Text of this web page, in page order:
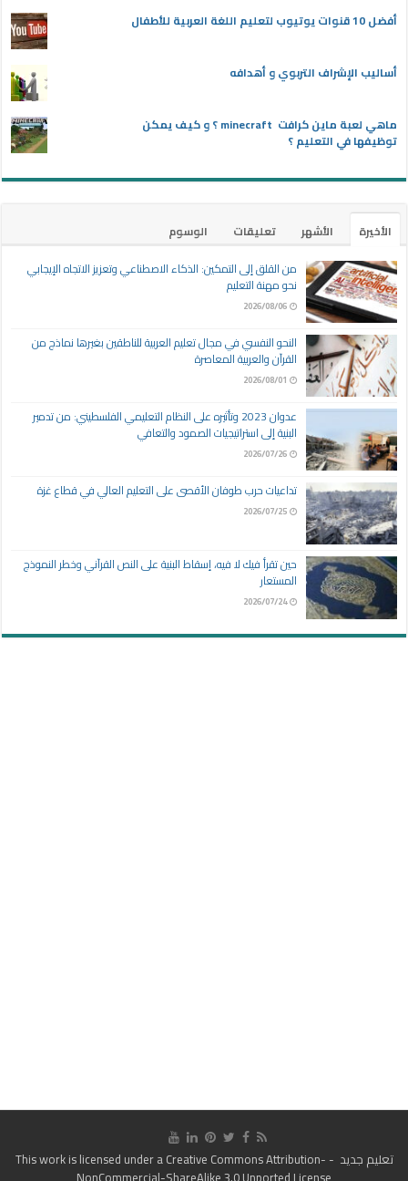
أفضل 10 قنوات يوتيوب لتعليم اللغة العربية للأطفال
أساليب الإشراف التربوي و أهدافه
ماهي لعبة ماين كرافت minecraft ؟ و كيف يمكن
توظيفها في التعليم ؟
الأخيرة الأشهر تعليقات
الوسوم
من القلق إلى التمكين: الذكاء الاصطناعي وتعزيز الاتجاه الإيجابي
نحو مهنة التعليم
2026/08/06
النحو النفسي في مجال تعليم العربية للناطقين بغيرها نماذج من
القرآن والعربية المعاصرة
2026/08/01
عدوان 2023 وتأثيره على النظام التعليمي الفلسطيني: من تدمير
البنية إلى استراتيجيات الصمود والتعافي
2026/07/26
تداعيات حرب طوفان الأقصى على التعليم العالي في قطاع غزة
2026/07/25
حين تقرأ فيك لا فيه، إسقاط البنية على النص القرآني وخطر النموذج
المستعار
2026/07/24
تعليم جديد - This work is licensed under a
Creative Commons Attribution-